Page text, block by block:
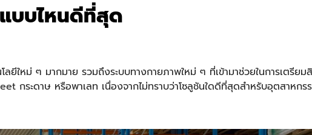
แบบไหนดีที่สุด
ยีใหม่ ๆ มากมาย รวมถึงระบบทางกายภาพใหม่ ๆ ที่เข้ามาช่วยในการเตรียม
กระดาษ หรือพาเลท เนื่องจากไม่ทราบว่าโซลูชันใดดีที่สุดสำหรับอุตสาหก